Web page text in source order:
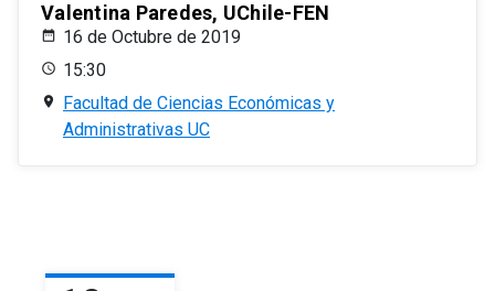
Valentina Paredes, UChile-FEN
16 de Octubre de 2019
15:30
Facultad de Ciencias Económicas y
Administrativas UC